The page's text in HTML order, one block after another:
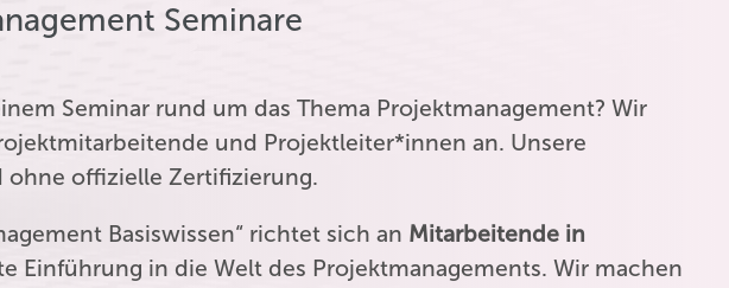
Seminare
Seminar rund um das Thema Projektmanagement? Wir
und Projektleiter*innen an. Unsere
ohne offizielle Zertifizierung.
Basiswissen“ richtet sich an Mitarbeitende in
Einführung in die Welt des Projektmanagements. Wir machen